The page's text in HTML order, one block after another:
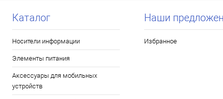
Каталог
Носители информации
Элементы питания
Аксессуары для мобильных
устройств
Наши
Избранное